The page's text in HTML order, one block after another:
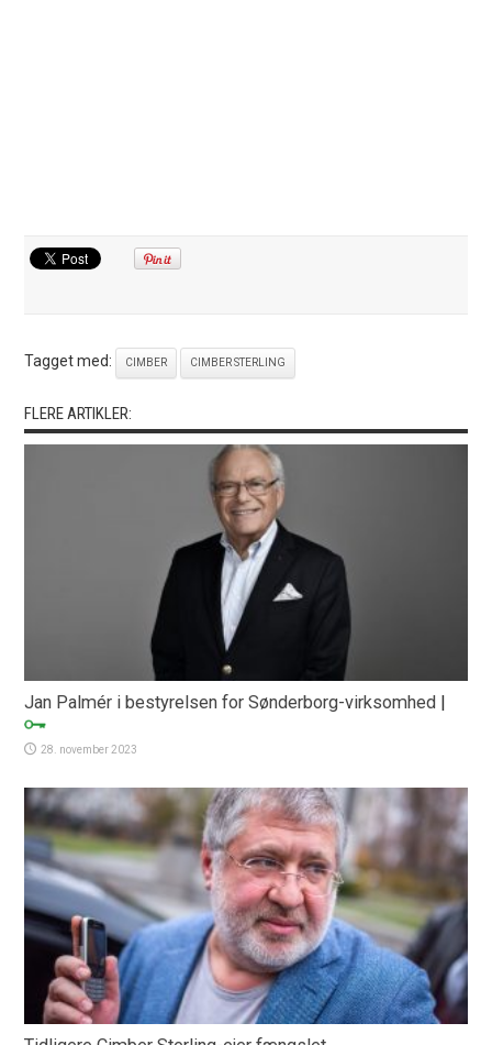
Tagget med: CIMBER CIMBER STERLING
FLERE ARTIKLER:
Jan Palmér i bestyrelsen for Sønderborg-virksomhed |
28. november 2023